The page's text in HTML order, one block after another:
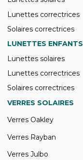
Lunettes correctrices
Solaires correctrices
LUNETTES ENFANTS
Lunettes solaires
Lunettes correctrices
Solaires correctrices
VERRES SOLAIRES
Verres Oakley
Verres Rayban
Verres Julbo